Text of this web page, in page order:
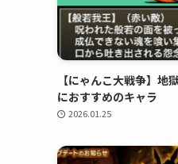
【にゃんこ大戦争】地
におすすめのキャラ
2026.01.25